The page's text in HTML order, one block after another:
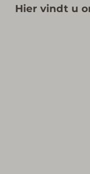
Hier vindt u